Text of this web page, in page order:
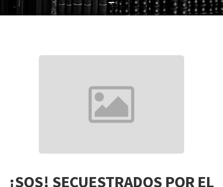
¡SOS! SECUESTRADOS POR EL